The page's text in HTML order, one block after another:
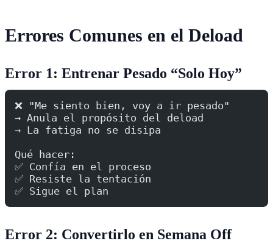
Errores Comunes en el Deload
Error 1: Entrenar Pesado “Solo Hoy”
❌ "Me siento bien, voy a ir pesado"
→ Anula el propósito del deload
→ La fatiga no se disipa
Qué hacer:
✅ Confía en el proceso
✅ Resiste la tentación
✅ Sigue el plan
Error 2: Convertirlo en Semana Off